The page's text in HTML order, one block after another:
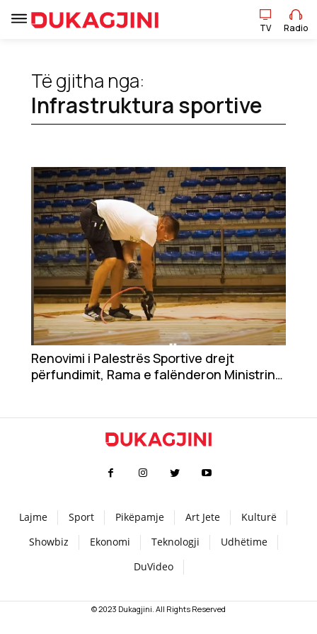
Lajme
Pikëpamje
Art Jete
Kulturë
Showbiz
Ekonomi
Teknologji
Udhëtime
DuVideo
TV Radio
Të gjitha nga:
Infrastruktura sportive
Renovimi i Palestrës Sportive drejt
përfundimit, Rama e falënderon Ministrinë
Lajme Sport Pikëpamje Art Jete
Kulturë
Showbiz
Ekonomi Teknologji
Udhëtime
DuVideo
© 2023 Dukagjini. All Rights Reserved